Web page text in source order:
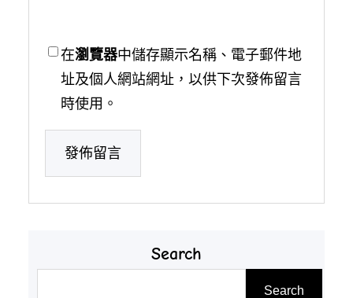
在瀏覽器中儲存顯示名稱、電子郵件地
址及個人網站網址，以供下次發佈留言
時使用。
Search
Search